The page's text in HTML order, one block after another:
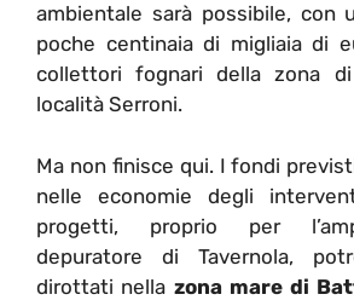
ambientale sarà possibile, con
poche centinaia di migliaia di
collettori fognari della zona
località Serroni.
Ma non finisce qui. I fondi
nelle economie degli
progetti, proprio per
depuratore di Tavernola,
dirottati nella zona mare di